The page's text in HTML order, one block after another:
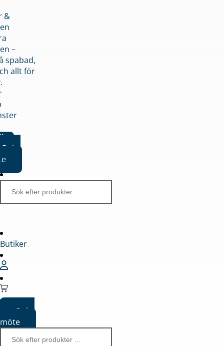
&
–
spabad,
allt för
Boka
Butiker
Boka
möte